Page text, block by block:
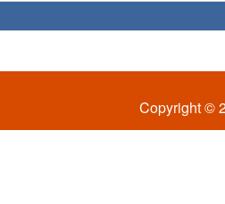
Copyright ©